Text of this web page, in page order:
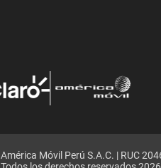
América Móvil Perú S.A.C. | RUC